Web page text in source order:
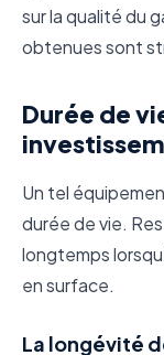
sur la qualité du
obtenues sont
Durée de
Un tel
durée de vie.
longtemps
en surface.
La longévité